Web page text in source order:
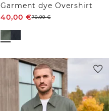
Garment dye Overshirt
40,00 €79,99€